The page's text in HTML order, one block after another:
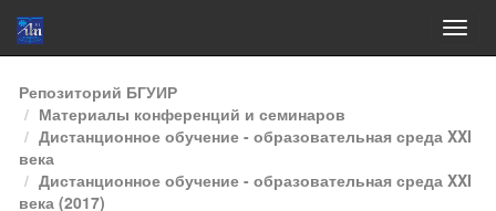
Skip
navigation
Репозиторий БГУИР
Материалы конференций и семинаров
Дистанционное обучение - образовательная среда XXI
века
Дистанционное обучение - образовательная среда XXI
века (2017)